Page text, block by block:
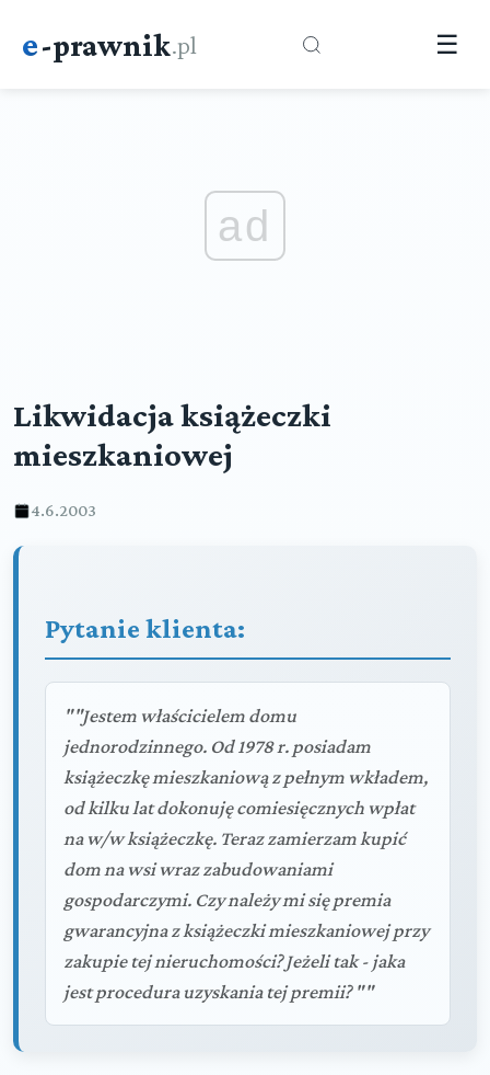
e-prawnik.pl ☰
ad
Likwidacja książeczki
mieszkaniowej
4.6.2003
Pytanie klienta:
""Jestem właścicielem domu
jednorodzinnego. Od 1978 r. posiadam
książeczkę mieszkaniową z pełnym wkładem,
od kilku lat dokonuję comiesięcznych wpłat
na w/w książeczkę. Teraz zamierzam kupić
dom na wsi wraz zabudowaniami
gospodarczymi. Czy należy mi się premia
gwarancyjna z książeczki mieszkaniowej przy
zakupie tej nieruchomości? Jeżeli tak - jaka
jest procedura uzyskania tej premii? ""